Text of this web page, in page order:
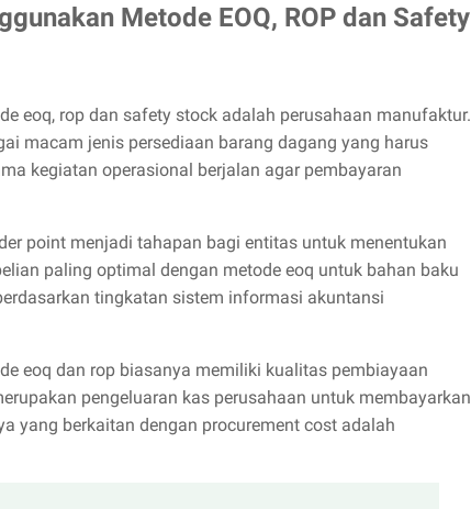
Metode EOQ, ROP dan Safety
eoq, rop dan safety stock adalah perusahaan manufaktur.
macam jenis persediaan barang dagang yang harus
kegiatan operasional berjalan agar pembayaran
point menjadi tahapan bagi entitas untuk menentukan
paling optimal dengan metode eoq untuk bahan baku
tingkatan sistem informasi akuntansi
eoq dan rop biasanya memiliki kualitas pembiayaan
pengeluaran kas perusahaan untuk membayarkan
yang berkaitan dengan procurement cost adalah